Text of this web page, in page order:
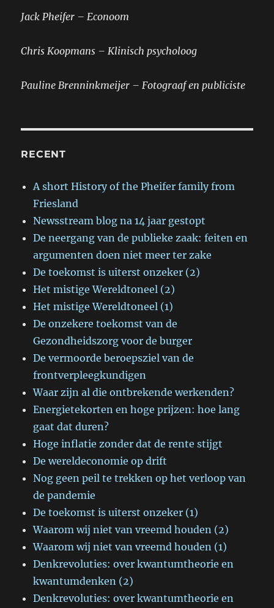
Jack Pheifer – Econoom
Chris Koopmans – Klinisch psycholoog
Pauline Brenninkmeijer – Fotograaf en publiciste
RECENT
A short History of the Pheifer family from
Friesland
Newsstream blog na 14 jaar gestopt
De neergang van de publieke zaak: feiten en
argumenten doen niet meer ter zake
De toekomst is uiterst onzeker (2)
Het mistige Wereldtoneel (2)
Het mistige Wereldtoneel (1)
De onzekere toekomst van de
Gezondheidszorg voor de burger
De vermoorde beroepsziel van de
frontverpleegkundigen
Waar zijn al die ontbrekende werkenden?
Energietekorten en hoge prijzen: hoe lang
gaat dat duren?
Hoge inflatie zonder dat de rente stijgt
De wereldeconomie op drift
Nog geen peil te trekken op het verloop van
de pandemie
De toekomst is uiterst onzeker (1)
Waarom wij niet van vreemd houden (2)
Waarom wij niet van vreemd houden (1)
Denkrevoluties: over kwantumtheorie en
kwantumdenken (2)
Denkrevoluties: over kwantumtheorie en